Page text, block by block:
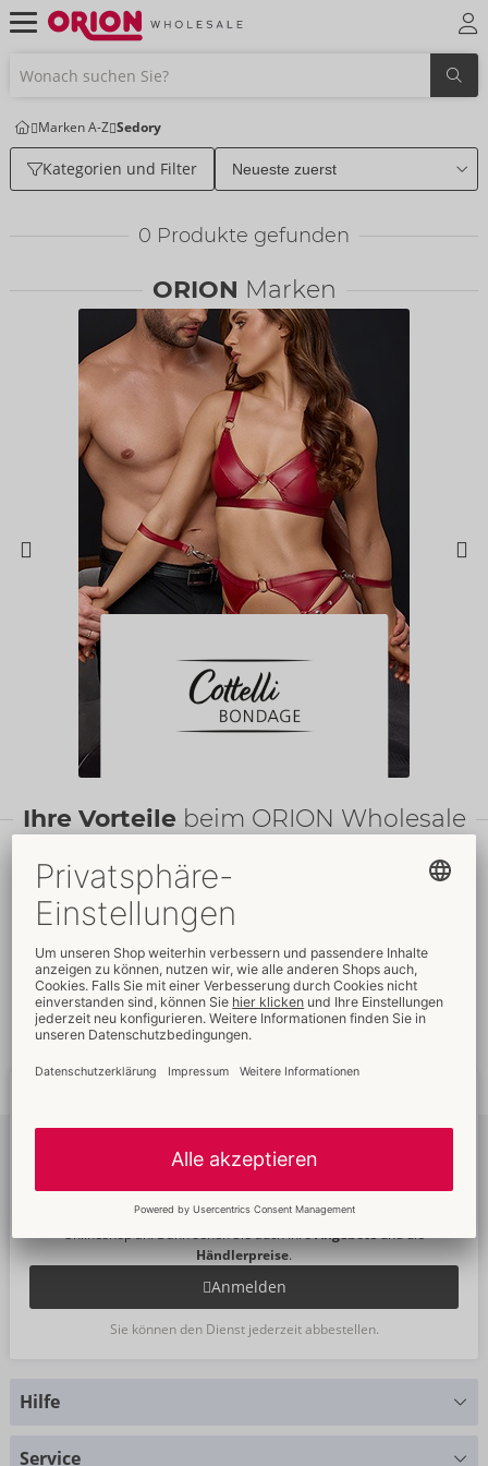
Marken A-Z Sedory
Kategorien und Filter
0 Produkte gefunden
ORION Marken
Ihre Vorteilebeim ORION Wholesale
FairePreise
Verkaufsfördernde
Verpackungen
Kundenservice
Schnelleweltweite
Lieferung
NeueTrends
abonnieren
Um unseren Newsletter zu abonnieren, melden Sie sich bitte im
Onlineshop an. Dann sehen Sie auch IhreAngeboteund die
Händlerpreise.
Anmelden
Sie können den Dienst jederzeit abbestellen.
Hilfe
Service